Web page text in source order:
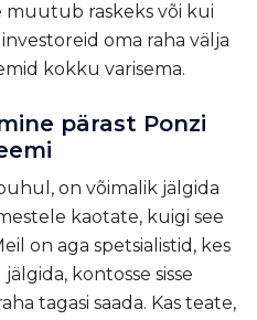
raskeks või kui
oma raha välja
kokku varisema.
pärast Ponzi
on võimalik jälgida
kaotate, kuigi see
on aga spetsialistid, kes
kontosse sisse
tagasi saada. Kas teate,